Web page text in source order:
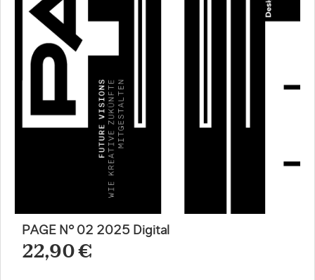
PAGE N° 02 2025 Digital
22,90 €